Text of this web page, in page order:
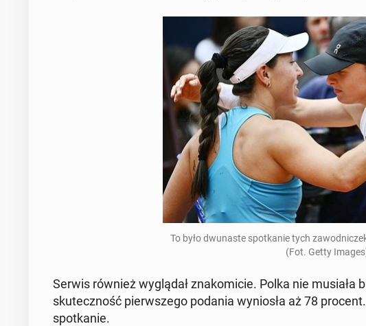
To było dwu­naste spotkanie tych
(Fot. Getty
Serwis również wyglą­dał znakomi­cie. Polka nie musiała
skuteczność pier­wszego podania wyniosła aż 78
spotkanie.